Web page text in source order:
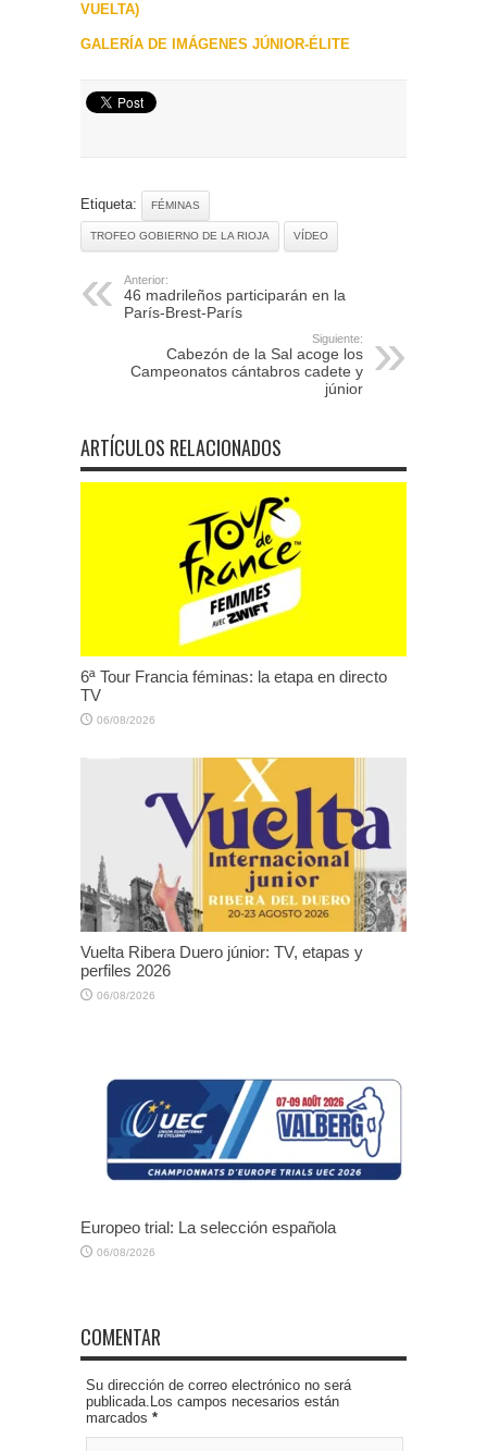
VUELTA)
GALERÍA DE IMÁGENES JÚNIOR-ÉLITE
Etiqueta: FÉMINAS
TROFEO GOBIERNO DE LA RIOJA VÍDEO
Anterior:
46 madrileños participarán en la
París-Brest-París
Siguiente:
Cabezón de la Sal acoge los
Campeonatos cántabros cadete y
júnior
ARTÍCULOS RELACIONADOS
6ª Tour Francia féminas: la etapa en directo
TV
06/08/2026
Vuelta Ribera Duero júnior: TV, etapas y
perfiles 2026
06/08/2026
Europeo trial: La selección española
06/08/2026
COMENTAR
Su dirección de correo electrónico no será
publicada.Los campos necesarios están
marcados *